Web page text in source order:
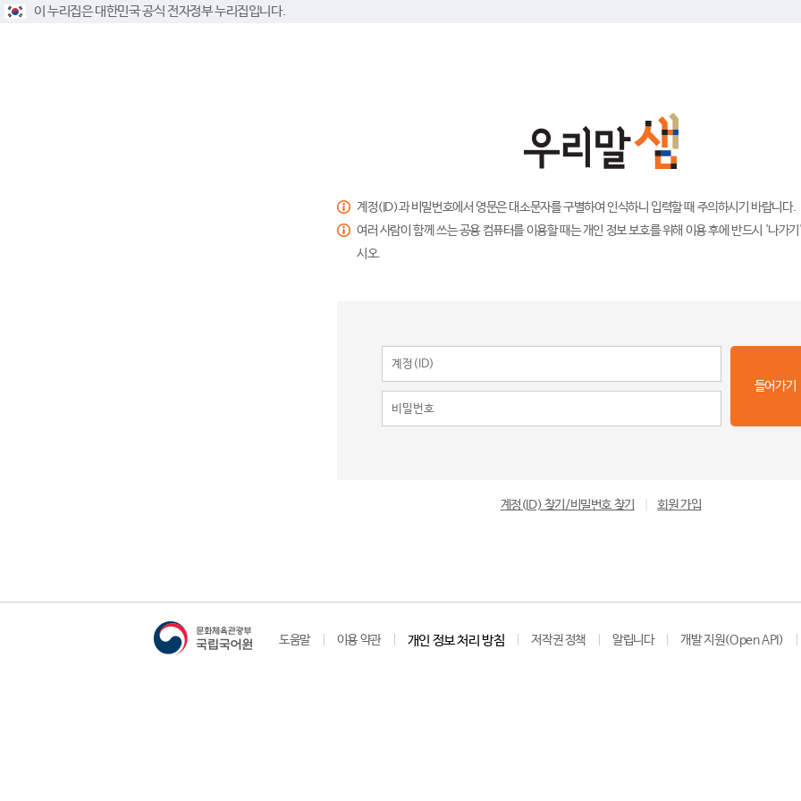
이 누리집은 대한민국 공식 전자정부 누리집입니다.
계정(ID)과 비밀번호에서 영문은 대소문자를 구별하여 인식하니 입력할 때 주의하시기 바랍니다.
여러 사람이 함께 쓰는 공용 컴퓨터를 이용할 때는 개인 정보 보호를 위해 이용 후에 반드시 '나가
시오.
들어가기
계정(ID) 찾기/비밀번호 찾기 회원 가입
도움말 이용 약관 개인 정보 처리 방침 저작권 정책 알립니다 개발 지원(Open API)